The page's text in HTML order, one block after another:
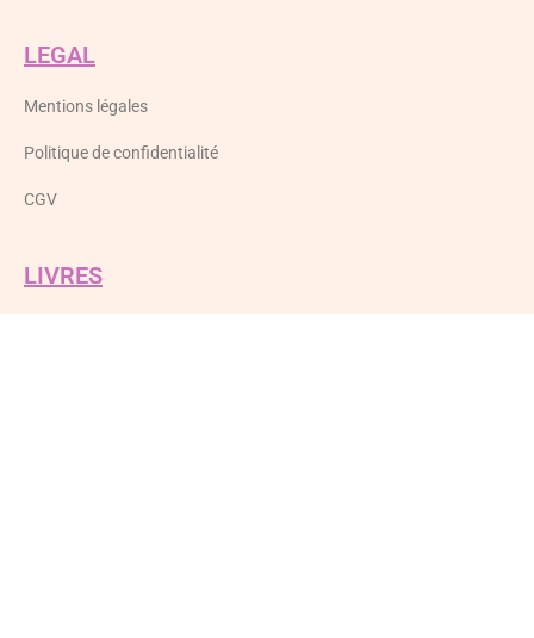
LEGAL
Mentions légales
Politique de confidentialité
CGV
LIVRES